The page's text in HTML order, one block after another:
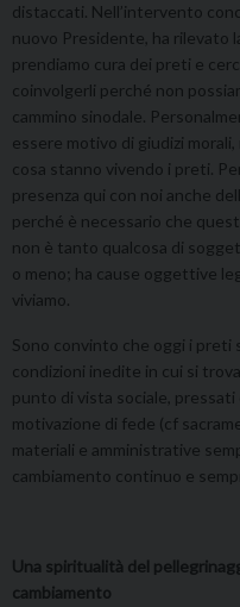
distaccati. Nell’intervento
nuovo Presidente, ha rilevato
prendiamo cura dei preti e
coinvolgerli perché non
cammino sinodale.
essere motivo di giudizi
cosa stanno vivendo i preti.
presenza qui con noi anche
perché è necessario che
non è tanto qualcosa di
o meno; ha cause oggettive
viviamo.
Sono convinto che oggi i preti
condizioni inedite in cui si
punto di vista sociale,
motivazione di fede (cf
materiali e amministrative
cambiamento continuo e
Una spiritualità del
cambiamento